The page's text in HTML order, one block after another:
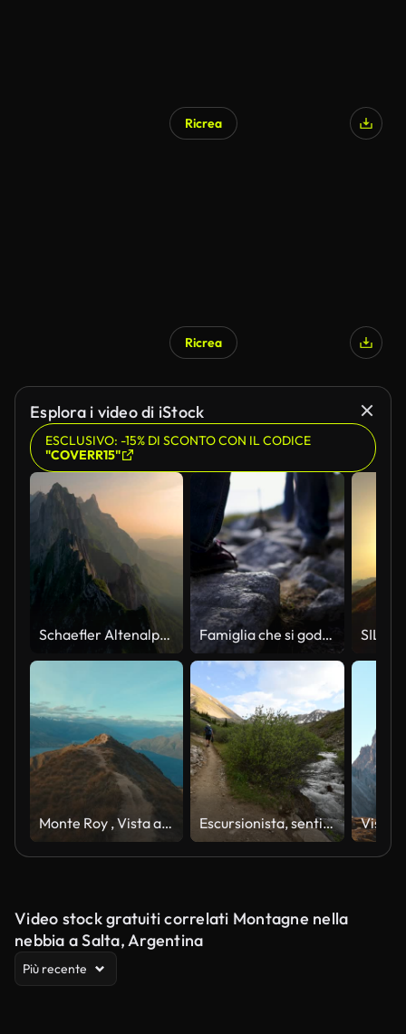
Ricrea
Ricrea
Esplora i video di iStock
ESCLUSIVO: -15% DI SCONTO CON IL CODICE
"COVERR15"
Schaefler Altenalptuerme cresta montuosa svizzera Alpstein , Appenzello Interno Svizzera, ripida cresta della maestosa vetta Schaefler nella catena montuosa dell'Alpstein Appenzello, Svizzera Famiglia che si gode le escursioni nei Tatra nella soleggiata giornata autunnale
Monte Roy , Vista aerea Escursionista, sentiero sterrato e fiume, Collegiate Peaks Wilderness
Video stock gratuiti correlati Montagne nella
nebbia a Salta, Argentina
Più recente